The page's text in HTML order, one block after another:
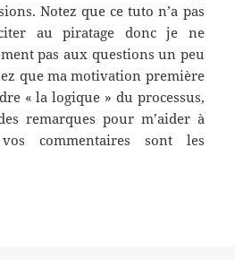
Notez que ce tuto n’a pas
au piratage donc je ne
pas aux questions un peu
que ma motivation première
« la logique » du processus,
remarques pour m’aider à
commentaires sont les